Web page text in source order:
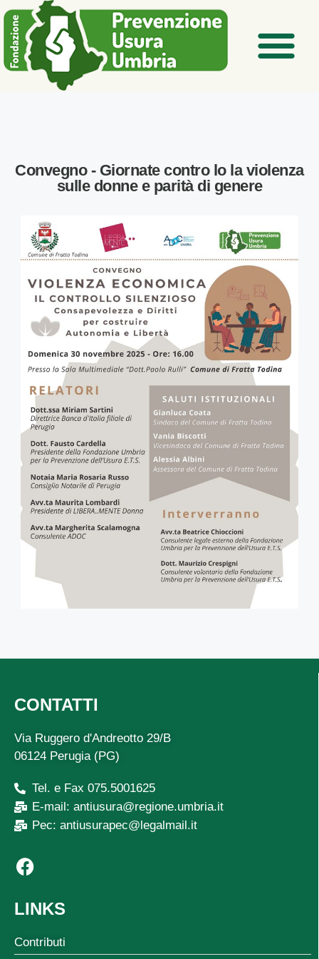
Convegno - Giornate contro lo la violenza
sulle donne e parità di genere
CONTATTI
Via Ruggero d'Andreotto 29/B
06124 Perugia (PG)
Tel. e Fax 075.5001625
E-mail: antiusura@regione.umbria.it
Pec: antiusurapec@legalmail.it
LINKS
Contributi